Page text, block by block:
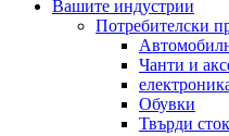
Вашите индустрии
Потребителски
Чанти и
Обувки
Твърди